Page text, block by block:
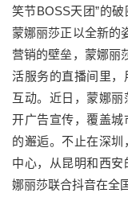
笑节BOSS天团”的
蒙娜丽莎正以全新的
营销的壁垒，蒙娜丽
活服务的直播间里
互动。近日，蒙娜
开广告宣传，覆盖
的邂逅。不止在深
中心，从昆明和西
娜丽莎联合抖音在全